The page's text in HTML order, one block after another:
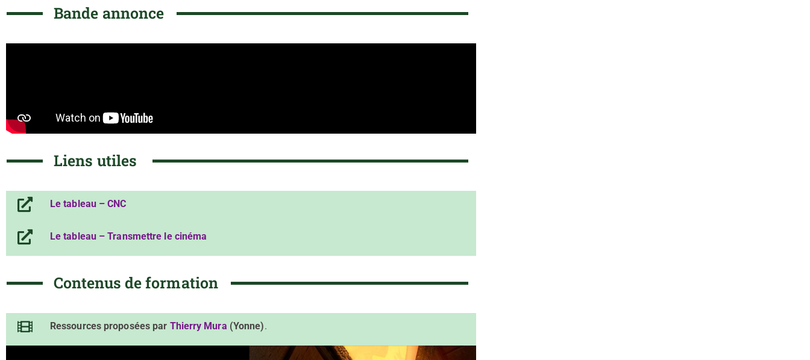
Bande annonce
Liens utiles
Le tableau – CNC
Le tableau – Transmettre le cinéma
Contenus de formation
Ressources proposées par Thierry Mura (Yonne).